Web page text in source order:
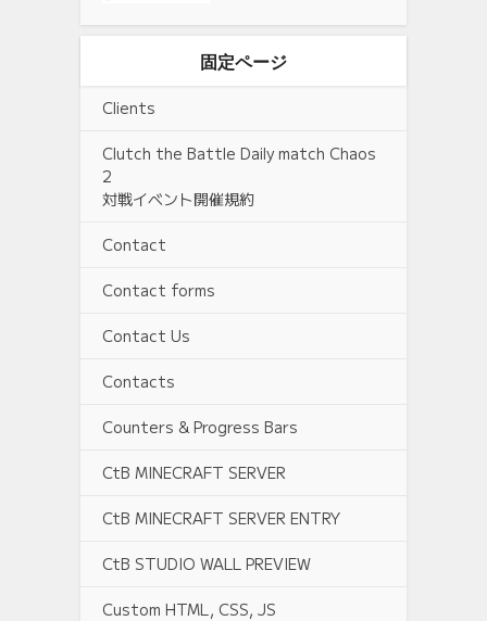
固定ページ
Clients
Clutch the Battle Daily match Chaos
2
対戦イベント開催規約
Contact
Contact forms
Contact Us
Contacts
Counters & Progress Bars
CtB MINECRAFT SERVER
CtB MINECRAFT SERVER ENTRY
CtB STUDIO WALL PREVIEW
Custom HTML, CSS, JS